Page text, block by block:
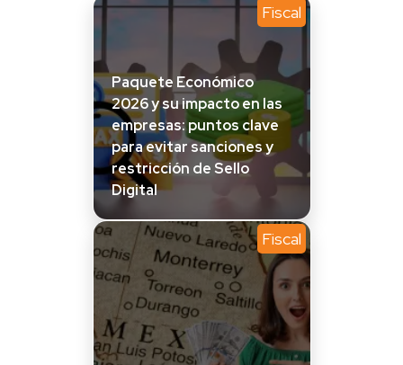
Fiscal
Paquete Económico
2026 y su impacto en las
empresas: puntos clave
para evitar sanciones y
restricción de Sello
Digital
Fiscal